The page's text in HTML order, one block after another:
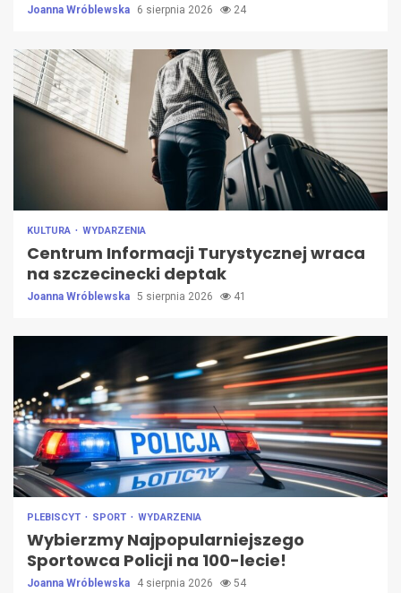
Joanna Wróblewska 6 sierpnia 2026 24
KULTURA WYDARZENIA
Centrum Informacji Turystycznej wraca
na szczecinecki deptak
Joanna Wróblewska 5 sierpnia 2026 41
PLEBISCYT SPORT WYDARZENIA
Wybierzmy Najpopularniejszego
Sportowca Policji na 100-lecie!
Joanna Wróblewska 4 sierpnia 2026 54